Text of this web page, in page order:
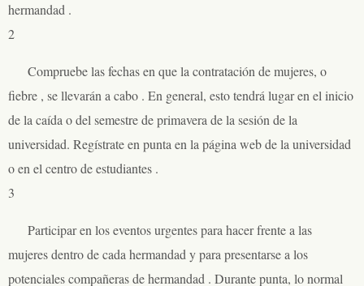
hermandad .
2
Compruebe las fechas en que la contratación de mujeres, o
fiebre , se llevarán a cabo . En general, esto tendrá lugar en el inicio
de la caída o del semestre de primavera de la sesión de la
universidad. Regístrate en punta en la página web de la universidad
o en el centro de estudiantes .
3
Participar en los eventos urgentes para hacer frente a las
mujeres dentro de cada hermandad y para presentarse a los
potenciales compañeras de hermandad . Durante punta, lo normal